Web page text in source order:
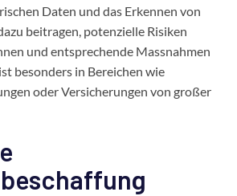
Daten und das Erkennen von
beitragen, potenzielle Risiken
und entsprechende Massnahmen
besonders in Bereichen wie
oder Versicherungen von großer